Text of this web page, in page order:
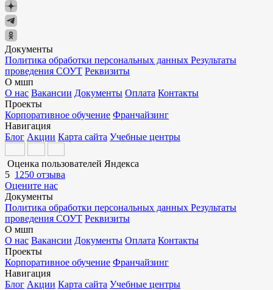
Документы
Политика обработки персональных данных Результаты
проведения СОУТ Реквизиты
О мшп
О нас Вакансии Документы Оплата Контакты
Проекты
Корпоративное обучение Франчайзинг
Навигация
Блог Акции Карта сайта Учебные центры
Оценка пользователей Яндекса
5 1250 отзыва
Оцените нас
Документы
Политика обработки персональных данных Результаты
проведения СОУТ Реквизиты
О мшп
О нас Вакансии Документы Оплата Контакты
Проекты
Корпоративное обучение Франчайзинг
Навигация
Блог Акции Карта сайта Учебные центры